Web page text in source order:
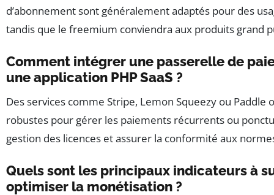
d’abonnement sont généralement adaptés pour des
tandis que le freemium conviendra aux produits grand
Comment intégrer une passerelle de
une application PHP SaaS ?
Des services comme Stripe, Lemon Squeezy ou Paddle
robustes pour gérer les paiements récurrents ou
gestion des licences et assurer la conformité aux
Quels sont les principaux indicateurs à
optimiser la monétisation ?